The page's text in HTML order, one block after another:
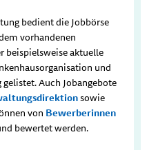
bedient die Jobbörse
vorhandenen
beispielsweise aktuelle
und
Auch Jobangebote
sowie
von Bewerberinnen
bewertet werden.